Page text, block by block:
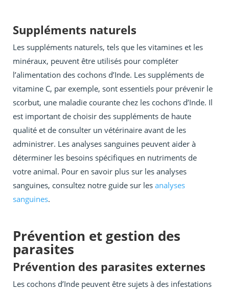
Suppléments naturels
Les suppléments naturels, tels que les vitamines et les
minéraux, peuvent être utilisés pour compléter
l’alimentation des cochons d’Inde. Les suppléments de
vitamine C, par exemple, sont essentiels pour prévenir le
scorbut, une maladie courante chez les cochons d’Inde. Il
est important de choisir des suppléments de haute
qualité et de consulter un vétérinaire avant de les
administrer. Les analyses sanguines peuvent aider à
déterminer les besoins spécifiques en nutriments de
votre animal. Pour en savoir plus sur les analyses
sanguines, consultez notre guide sur les analyses
sanguines.
Prévention et gestion des
parasites
Prévention des parasites externes
Les cochons d’Inde peuvent être sujets à des infestations